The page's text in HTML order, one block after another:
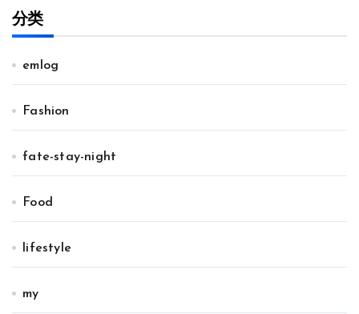
分类
emlog
Fashion
fate-stay-night
Food
lifestyle
my